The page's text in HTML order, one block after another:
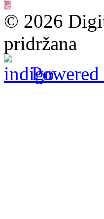
© 2026
pridržana